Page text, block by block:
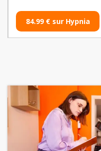
84.99 € sur Hypnia